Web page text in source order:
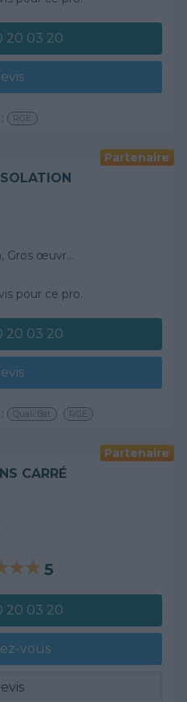
20 03 20
RGE
Partenaire
œuvre, ...
pour ce pro.
20 03 20
Quali'Bat RGE
Partenaire
CARRÉ
5
20 03 20
vous